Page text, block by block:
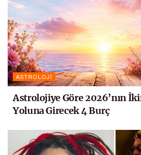
ASTROLOJI
Astrolojiye Göre 2026’nın
Yoluna Girecek 4 Burç